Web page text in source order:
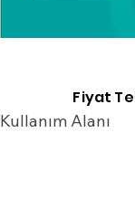
Kullanım Alanı
Fiyat